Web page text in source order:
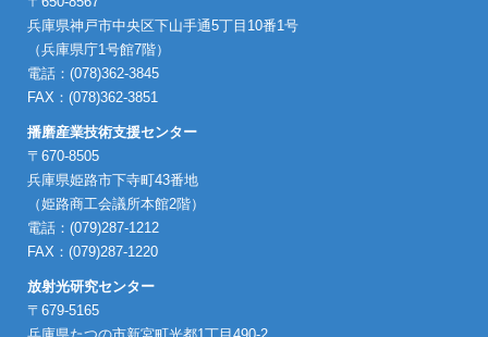
兵庫県神戸市中央区下山手通5丁目10番1号
（兵庫県庁1号館7階）
電話：(078)362-3845
FAX：(078)362-3851
播磨産業技術支援センター
〒670-8505
兵庫県姫路市下寺町43番地
（姫路商工会議所本館2階）
電話：(079)287-1212
FAX：(079)287-1220
放射光研究センター
〒679-5165